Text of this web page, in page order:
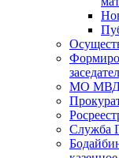
МО МВД
Служба